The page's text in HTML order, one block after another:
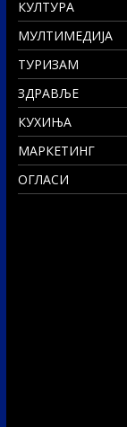
КУЛТУРА
МУЛТИМЕДИЈА
ТУРИЗАМ
ЗДРАВЉЕ
КУХИЊА
МАРКЕТИНГ
ОГЛАСИ